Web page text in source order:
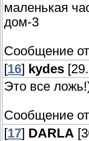
маленькая
дом-3
Сообщение
[16] kydes
Это все
Сообщение
[17] DARLA